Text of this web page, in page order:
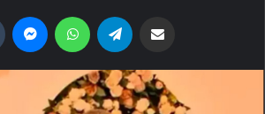
Tumblr MessengerWhatsApp